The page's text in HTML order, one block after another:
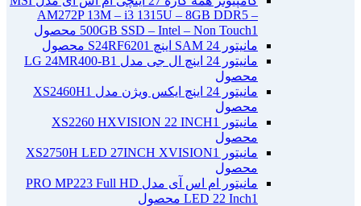
AM272P 13M – i3 1315U – 8GB DDR5 –
500GB SSD – Intel – Non Touch1 محصول
مانیتور 24 SAM اینچ S24RF620
1 محصول
مانیتور 24 اینچ ال جی مدل LG 24MR400-B
1
محصول
مانیتور 24 اینچ ایکس ویژن مدل XS2460H
1
محصول
مانیتور XS2260 HXVISION 22 INCH
1
محصول
مانیتور XS2750H LED 27INCH XVISION
1
محصول
مانیتور ام اس آی مدل PRO MP223 Full HD
LED 22 Inch1 محصول